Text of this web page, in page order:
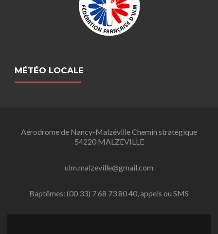
MÉTÉO LOCALE
Aérodrome de Nancy-Malzéville Chemin stratégique
54220 MALZEVILLE
ulm.malzeville@gmail.com
Baptêmes: (00 33) 7 68 73 80 40, appels ou SMS